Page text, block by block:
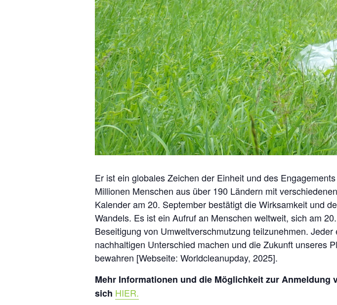
Er ist ein globales Zeichen der Einheit und des
Millionen Menschen aus über 190 Ländern mit
Kalender am 20. September bestätigt die Wirksamkeit und
Wandels. Es ist ein Aufruf an Menschen weltweit, sich am
Beseitigung von Umweltverschmutzung teilzunehmen.
nachhaltigen Unterschied machen und die Zukunft unseres
bewahren [Webseite: Worldcleanupday, 2025].
Mehr Informationen und die Möglichkeit zur Anmeldung
sich HIER.